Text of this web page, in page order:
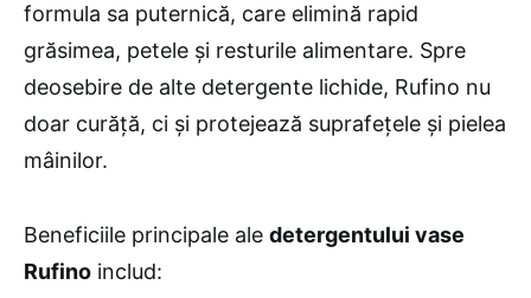
formula sa puternică, care elimină rapid
grăsimea, petele și resturile alimentare. Spre
deosebire de alte detergente lichide, Rufino nu
doar curăță, ci și protejează suprafețele și pielea
mâinilor.
Beneficiile principale ale detergentului vase
Rufino includ: